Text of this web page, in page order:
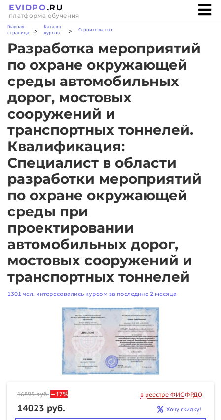
EVIDPO.RU
платформа обучения
Главная
страница
>
Каталог
курсов
> Строительство
Разработка мероприятий
по охране окружающей
среды автомобильных
дорог, мостовых
сооружений и
транспортных тоннелей.
Квалификация:
Специалист в области
разработки мероприятий
по охране окружающей
среды при
проектировании
автомобильных дорог,
мостовых сооружений и
транспортных тоннелей
1301 чел. интересовались курсом за последние 2 месяца
16895руб. —17% в реестре ФИС ФРДО
14023 руб. Хочу скидку!